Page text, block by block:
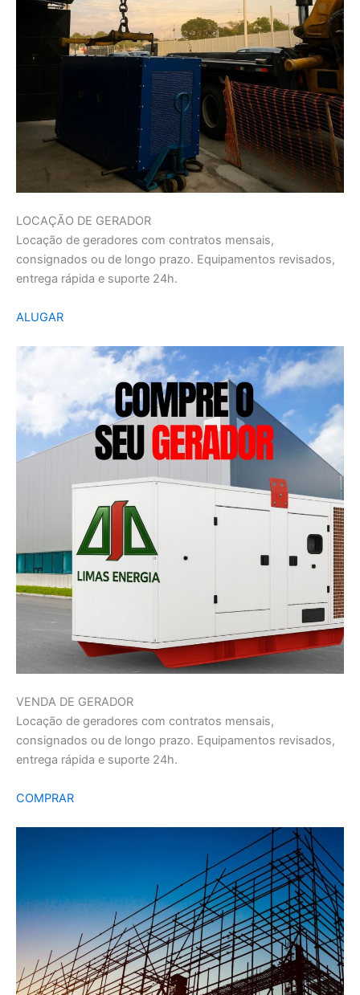
LOCAÇÃO DE GERADOR
Locação de geradores com contratos mensais,
consignados ou de longo prazo. Equipamentos revisados,
entrega rápida e suporte 24h.
ALUGAR
VENDA DE GERADOR
Locação de geradores com contratos mensais,
consignados ou de longo prazo. Equipamentos revisados,
entrega rápida e suporte 24h.
COMPRAR